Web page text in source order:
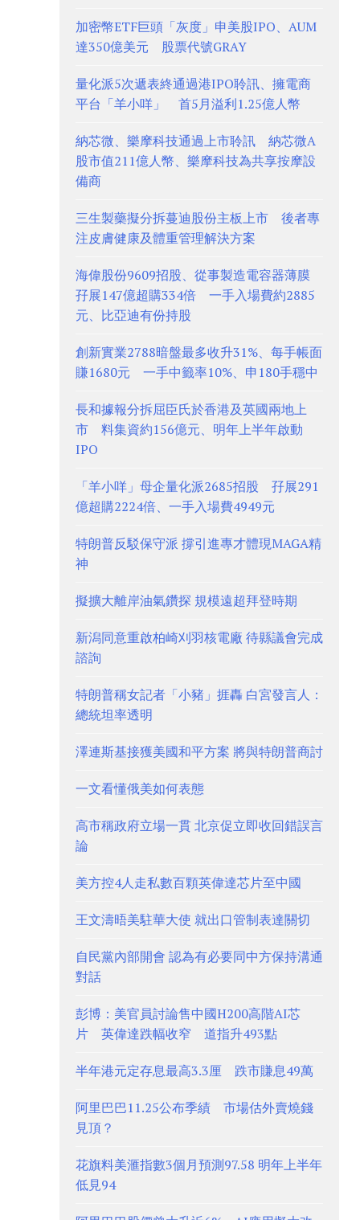
加密幣ETF巨頭「灰度」申美股IPO、AUM
達350億美元 股票代號GRAY
量化派5次遞表終通過港IPO聆訊、擁電商
平台「羊小咩」 首5月溢利1.25億人幣
納芯微、樂摩科技通過上市聆訊 納芯微A
股市值211億人幣、樂摩科技為共享按摩設
備商
三生製藥擬分拆蔓迪股份主板上市 後者專
注皮膚健康及體重管理解決方案
海偉股份9609招股、從事製造電容器薄膜
孖展147億超購334倍 一手入場費約2885
元、比亞迪有份持股
創新實業2788暗盤最多收升31%、每手帳面
賺1680元 一手中籤率10%、申180手穩中
長和據報分拆屈臣氏於香港及英國兩地上
市 料集資約156億元、明年上半年啟動
IPO
「羊小咩」母企量化派2685招股 孖展291
億超購2224倍、一手入場費4949元
特朗普反駁保守派 撐引進專才體現MAGA精
神
擬擴大離岸油氣鑽探 規模遠超拜登時期
新潟同意重啟柏崎刈羽核電廠 待縣議會完成
諮詢
特朗普稱女記者「小豬」捱轟 白宮發言人：
總統坦率透明
澤連斯基接獲美國和平方案 將與特朗普商討
一文看懂俄美如何表態
高市稱政府立場一貫 北京促立即收回錯誤言
論
美方控4人走私數百顆英偉達芯片至中國
王文濤晤美駐華大使 就出口管制表達關切
自民黨內部開會 認為有必要同中方保持溝通
對話
彭博：美官員討論售中國H200高階AI芯
片 英偉達跌幅收窄 道指升493點
半年港元定存息最高3.3厘 跌市賺息49萬
阿里巴巴11.25公布季績 市場估外賣燒錢
見頂？
花旗料美滙指數3個月預測97.58 明年上半年
低見94